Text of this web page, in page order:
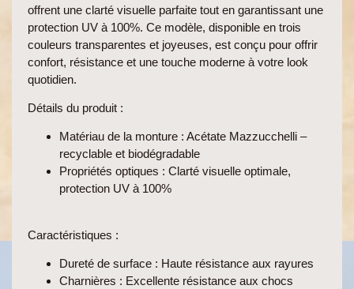
offrent une clarté visuelle parfaite tout en garantissant une
protection UV à 100%. Ce modèle, disponible en trois
couleurs transparentes et joyeuses, est conçu pour offrir
confort, résistance et une touche moderne à votre look
quotidien.
Détails du produit :
Matériau de la monture : Acétate Mazzucchelli –
recyclable et biodégradable
Propriétés optiques : Clarté visuelle optimale,
protection UV à 100%
Caractéristiques :
Dureté de surface : Haute résistance aux rayures
Charnières : Excellente résistance aux chocs